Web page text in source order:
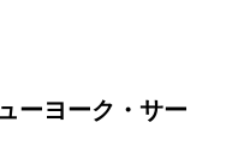
ーヨーク・サー